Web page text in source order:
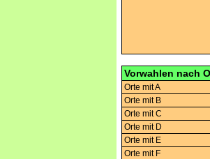
Vorwahlen nach
Orte mit A
Orte mit B
Orte mit C
Orte mit D
Orte mit E
Orte mit F